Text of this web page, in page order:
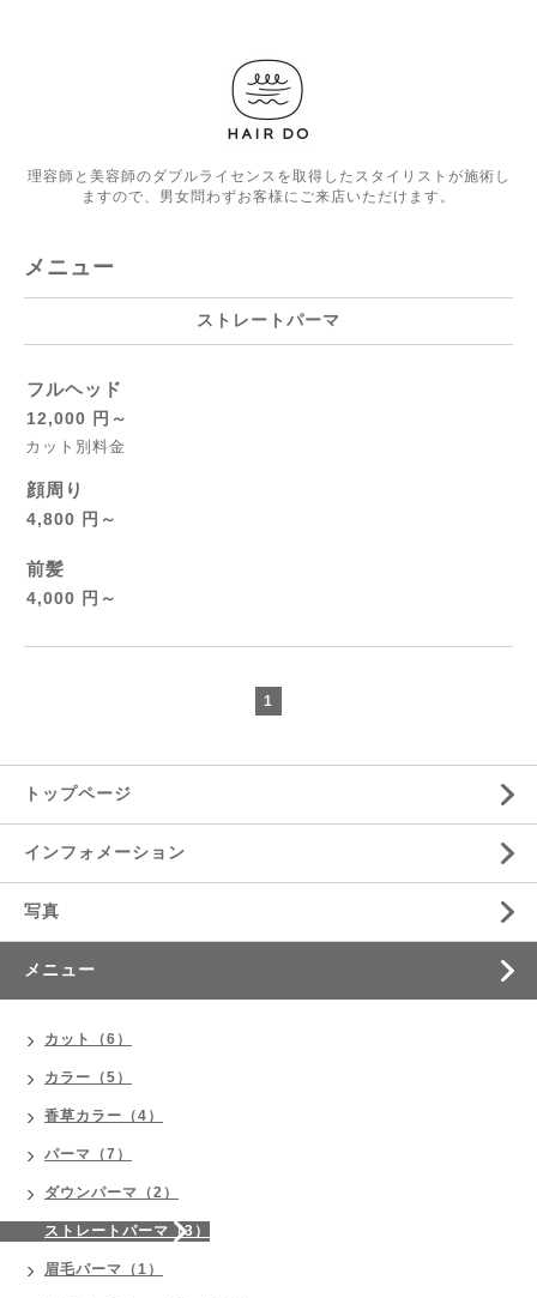
理容師と美容師のダブルライセンスを取得したスタイリストが施術し
ますので、男女問わずお客様にご来店いただけます。
メニュー
ストレートパーマ
フルヘッド
12,000 円～
カット別料金
顔周り
4,800 円～
前髪
4,000 円～
1
トップページ
インフォメーション
写真
メニュー
カット（6）
カラー（5）
香草カラー（4）
パーマ（7）
ダウンパーマ（2）
ストレートパーマ（3）
眉毛パーマ（1）